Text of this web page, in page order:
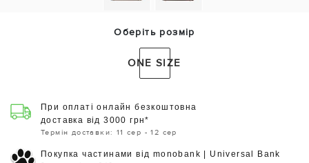
Оберіть розмір
ONE SIZE
При оплаті онлайн безкоштовна
доставка від 3000 грн*
Термін доставки: 11 сер - 12 сер
Покупка частинами від monobank | Universal Bank